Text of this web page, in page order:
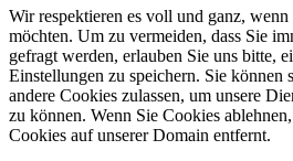
Wir respektieren es voll und ganz,
möchten. Um zu vermeiden, dass Sie
gefragt werden, erlauben Sie uns bitte,
Einstellungen zu speichern. Sie können
andere Cookies zulassen, um unsere
zu können. Wenn Sie Cookies
Cookies auf unserer Domain entfernt.